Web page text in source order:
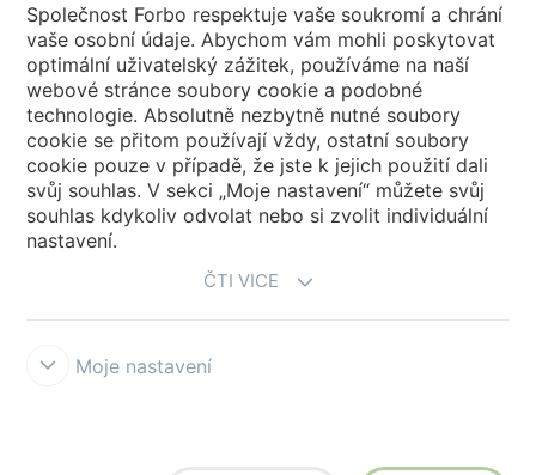
Forbo Movement Systems
Zvolte zemi
Zvolte svou zemi
Společnost Forbo respektuje vaše soukromí a chrání
vaše osobní údaje. Abychom vám mohli poskytovat
optimální uživatelský zážitek, používáme na naší
webové stránce soubory cookie a podobné
technologie. Absolutně nezbytně nutné soubory
cookie se přitom používají vždy, ostatní soubory
cookie pouze v případě, že jste k jejich použití dali
svůj souhlas. V sekci „Moje nastavení“ můžete svůj
souhlas kdykoliv odvolat nebo si zvolit individuální
nastavení.
ČTI VICE
Moje nastavení